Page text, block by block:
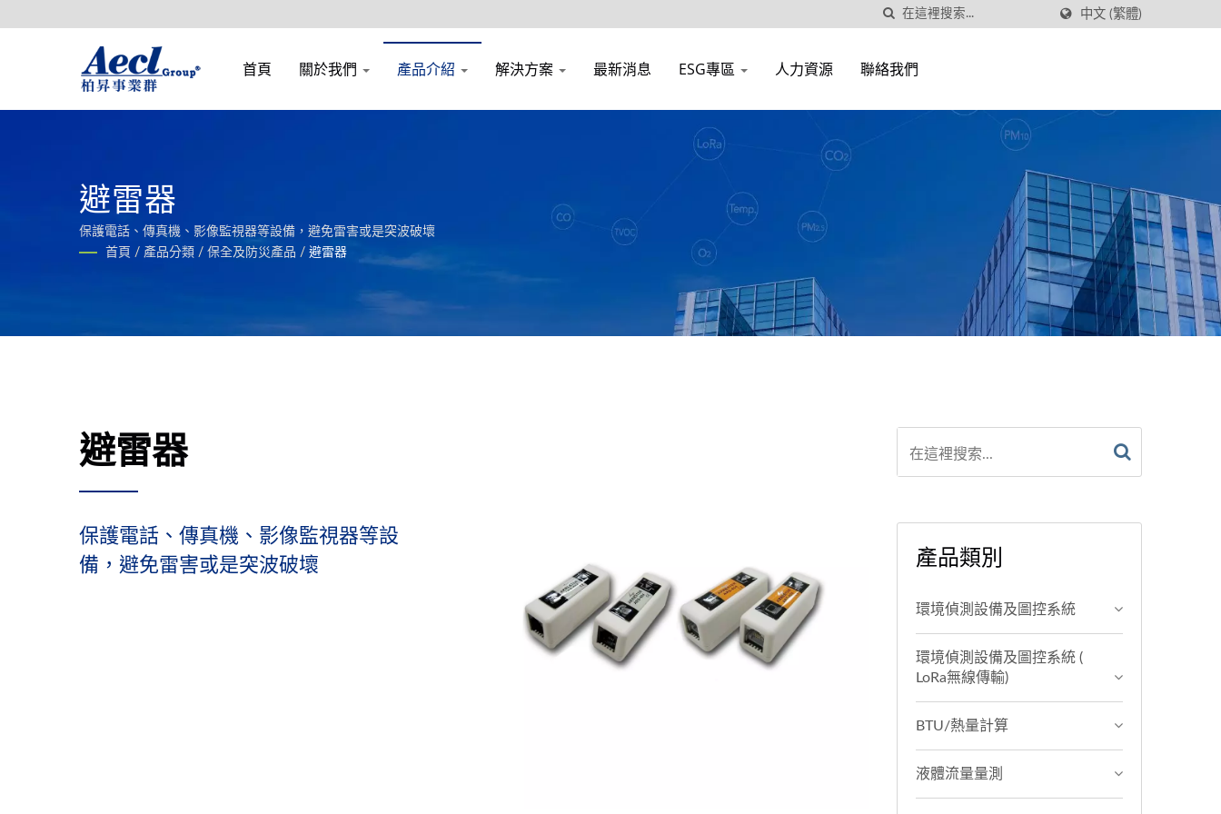
中文 (繁體)
首頁 關於我們 產品介紹 解決方案 最新消息 ESG專區 人力資源 聯絡我們
避雷器
保護電話、傳真機、影像監視器等設備，避免雷害或是突波破壞
首頁 / 產品分類 / 保全及防災產品 / 避雷器
避雷器
保護電話、傳真機、影像監視器等設
備，避免雷害或是突波破壞
產品類別
環境偵測設備及圖控系統
環境偵測設備及圖控系統 (
LoRa無線傳輸)
BTU/熱量計算
液體流量量測